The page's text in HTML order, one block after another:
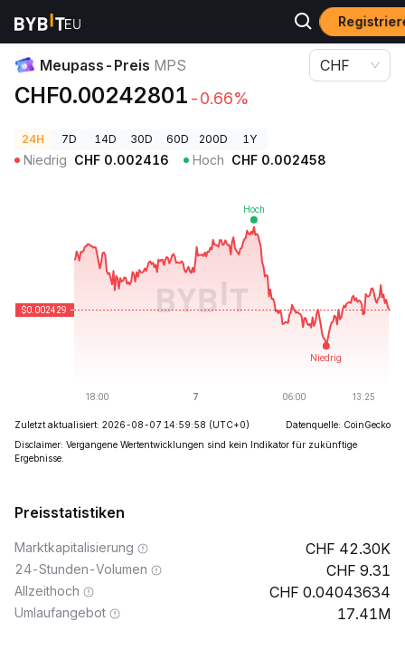
Krypto-Preise
Meupass-Preis MPS
CHF0.00242801 -0.66%
CHF
24H 7D 14D 30D 60D 200D 1Y
Niedrig CHF 0.002416 Hoch CHF 0.002458
Zuletzt aktualisiert: 2026-08-07 14:59:58 (UTC+0)
Datenquelle: CoinGecko
Disclaimer: Vergangene Wertentwicklungen sind kein Indikator für zukünftige
Ergebnisse.
Preisstatistiken
Marktkapitalisierung 42.30K
24-Stunden-Volumen 9.31
Allzeithoch 0.04043634
Umlaufangebot 17.41M